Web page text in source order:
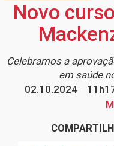
Novo
Celebramos a
em saúde
02.10.2024